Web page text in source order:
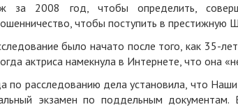
за 2008 год, чтобы определить,
чтобы поступить в престижную
было начато после того, как 35-
актриса намекнула в Интернете, что она
по расследованию дела установила, что
экзамен по поддельным документам.